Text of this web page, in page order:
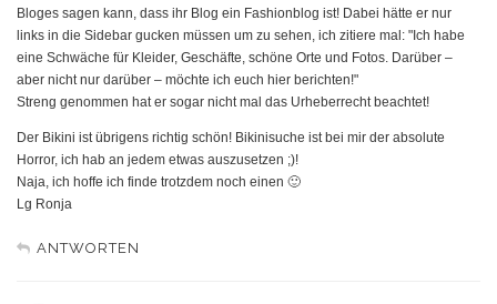
Bloges sagen kann, dass ihr Blog ein Fashionblog ist! Dabei hätte er nur
links in die Sidebar gucken müssen um zu sehen, ich zitiere mal: "Ich habe
eine Schwäche für Kleider, Geschäfte, schöne Orte und Fotos. Darüber –
aber nicht nur darüber – möchte ich euch hier berichten!"
Streng genommen hat er sogar nicht mal das Urheberrecht beachtet!
Der Bikini ist übrigens richtig schön! Bikinisuche ist bei mir der absolute
Horror, ich hab an jedem etwas auszusetzen ;)!
Naja, ich hoffe ich finde trotzdem noch einen 🙂
Lg Ronja
ANTWORTEN